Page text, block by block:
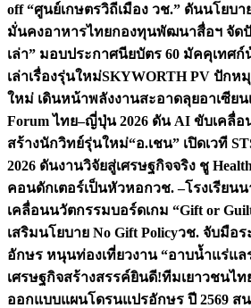
off “ศูนย์เกษตรวิถีเมือง วช.” ดันนโยบา
มั่นคงอาหารไทยกองทุนพัฒนาสื่อฯ จัดปั
เล่า” มอบประกาศนียบัตร 60 มัคคุเทศ
เล่าเรื่องรุ่นใหม่SKYWORTH PV ปักห
ใหม่ เดินหน้าพลังงานสะอาดลุยอาเซียน
Forum ไทย–ญี่ปุ่น 2026 ดัน AI ขับเคลื่
สร้างนักวิทย์รุ่นใหม่“อ.เชน” เปิดเวที
2026 ดันงานวิจัยสู่เศรษฐกิจจริง ชู
คอนดักเตอร์เป็นหัวหอกวช. –โรงเรียน
เคลื่อนนวัตกรรมบอร์ดเกม “Gift or
เสริมนโยบาย No Gift Policyวช. จับมือร
อักษร หนุนท่องเที่ยวงาน “อาบน้ำแร่แล
เศรษฐกิจสร้างสรรค์ยินดี!ทีมเยาวชนไท
ออกแบบแผนโดรนแปรอักษร ปี 2569 ส